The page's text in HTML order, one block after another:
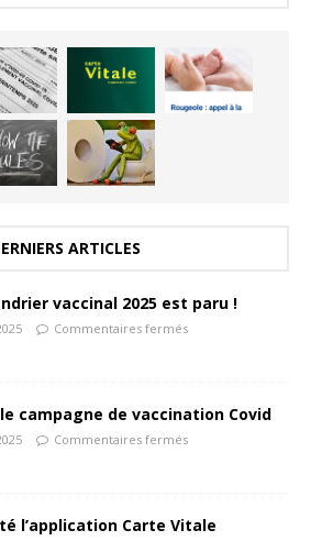
ARTICLES
vaccinal 2025 est paru !
Commentaires fermés
campagne de vaccination Covid
Commentaires fermés
l’application Carte Vitale